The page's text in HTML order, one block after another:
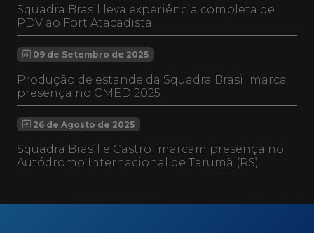
Squadra Brasil leva experiência completa de
PDV ao Fort Atacadista
09 de Setembro de 2025
Produção de estande da Squadra Brasil marca
presença no CMED 2025
26 de Agosto de 2025
Squadra Brasil e Castrol marcam presença no
Autódromo Internacional de Tarumã (RS)